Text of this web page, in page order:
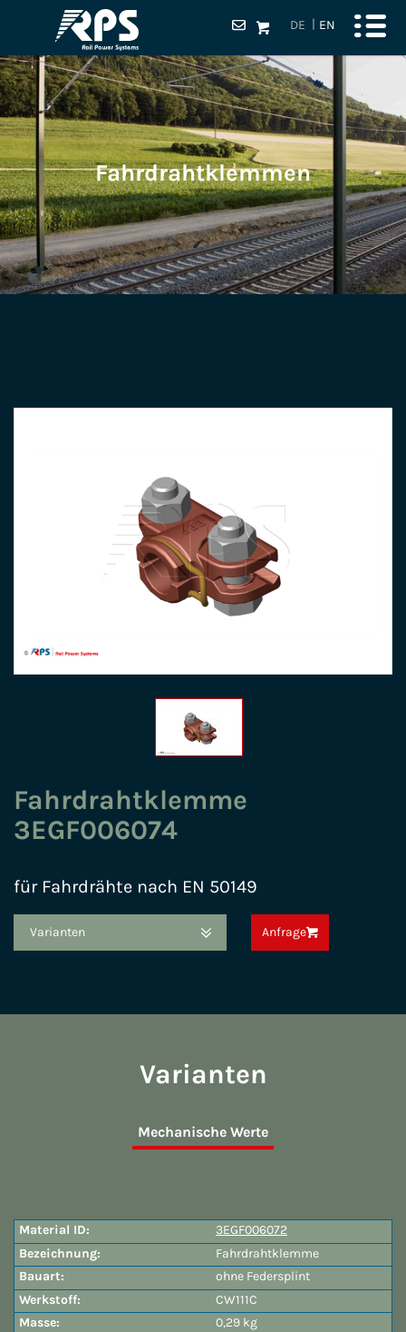
DE EN
Fahrdrahtklemmen
Fahrdrahtklemme
3EGF006074
für Fahrdrähte nach EN 50149
Varianten Anfrage
Varianten
Mechanische Werte
3EGF006072
Fahrdrahtklemme
ohne Federsplint
CW111C
0,29 kg